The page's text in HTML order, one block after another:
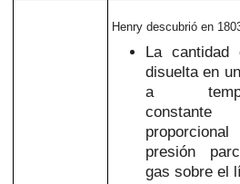
Henry descubrió en
La cantidad
disuelta en
a
presión
gas sobre el